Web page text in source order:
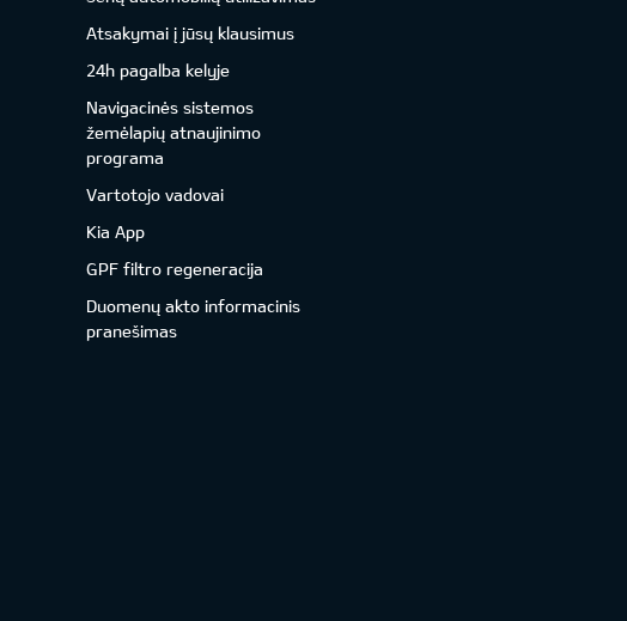
Atsakymai į jūsų klausimus
24h pagalba kelyje
Navigacinės sistemos
žemėlapių atnaujinimo
programa
Vartotojo vadovai
Kia App
GPF filtro regeneracija
Duomenų akto informacinis
pranešimas